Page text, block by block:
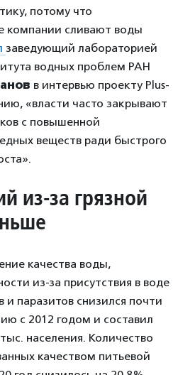
потому что
компании сливают воды
заведующий лабораторией
водных проблем РАН
в интервью проекту Plus-
«власти часто закрывают
с повышенной
веществ ради быстрого
из-за грязной
качества воды,
из-за присутствия в воде
и паразитов снизился почти
с 2012 годом и составил
населения. Количество
качеством питьевой